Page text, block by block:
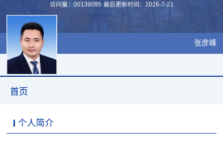
团队活动
访问量：00139095 最后更新时间：2026-7-21
张彦峰
首页
个人简介